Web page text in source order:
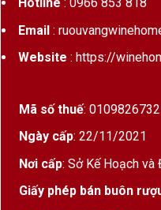
Email:
Website : https://
Mã số thuế: 0109826732
Ngày cấp: 22/11/2021
Nơi cấp: Sở Kế Hoạch
Giấy phép bán buôn